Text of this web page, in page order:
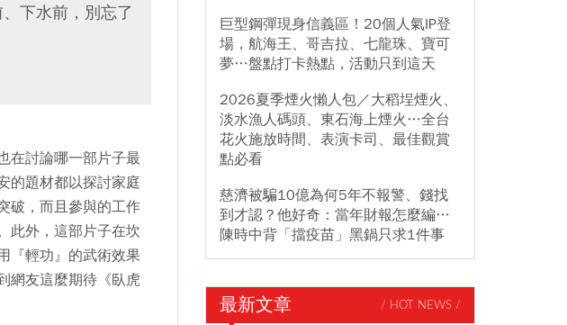
下水前，別忘了
在討論哪一部片子最
的題材都以探討家庭
破，而且參與的工作
此外，這部片子在坎
『輕功』的武術效果
網友這麼期待《臥虎
巨型鋼彈現身信義區！20個人氣IP登
場，航海王、哥吉拉、七龍珠、寶可
夢…盤點打卡熱點，活動只到這天
2026夏季煙火懶人包／大稻埕煙火、
淡水漁人碼頭、東石海上煙火…全台
花火施放時間、表演卡司、最佳觀賞
點必看
慈濟被騙10億為何5年不報警、錢找
到才認？他好奇：當年財報怎麼編…
陳時中背「擋疫苗」黑鍋只求1件事
最新文章 / HOT NEWS /